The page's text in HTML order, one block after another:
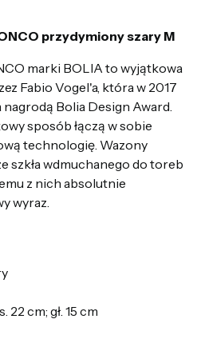
przydymiony szary M
marki BOLIA to wyjątkowa
Fabio Vogel'a, która w 2017
Bolia Design Award.
sposób łączą w sobie
technologię. Wazony
szkła wdmuchanego do toreb
z nich absolutnie
wyraz.
22 cm; gł. 15 cm